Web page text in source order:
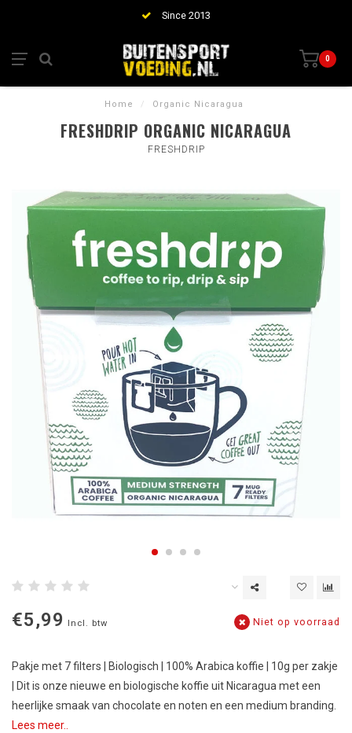
Since 2013
0
Home / Organic Nicaragua
FRESHDRIP ORGANIC NICARAGUA
FRESHDRIP
€5,99 Incl. btw Niet op voorraad
Pakje met 7 filters | Biologisch | 100% Arabica koffie | 10g per zakje
| Dit is onze nieuwe en biologische koffie uit Nicaragua met een
heerlijke smaak van chocolate en noten en een medium branding.
Lees meer..